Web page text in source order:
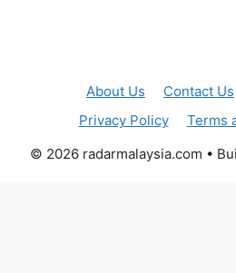
About Us Contact Us
Privacy Policy
Terms
© 2026 radarmalaysia.com •